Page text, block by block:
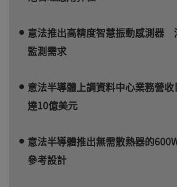
意法推出高精度智慧振動感測器
監測需求
意法半導體上調資料中心業務營
達10億美元
意法半導體推出無需散熱器的
參考設計